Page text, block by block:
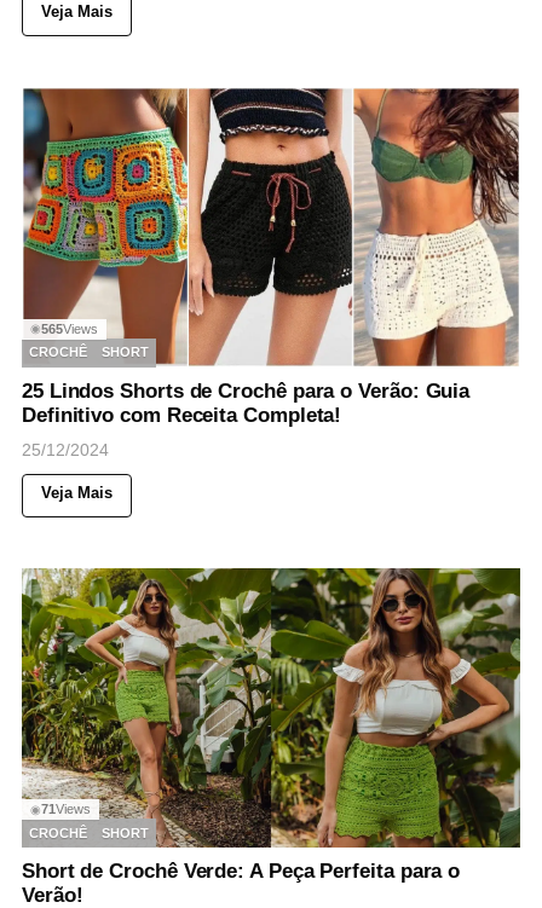
Veja Mais
◉565Views
CROCHÊ
SHORT
25 Lindos Shorts de Crochê para o Verão: Guia
Definitivo com Receita Completa!
25/12/2024
Veja Mais
◉71 Views
CROCHÊ
SHORT
Short de Crochê Verde: A Peça Perfeita para o
Verão!